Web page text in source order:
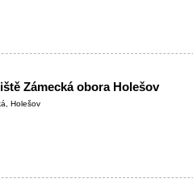
Zámecká obora Holešov
Holešov